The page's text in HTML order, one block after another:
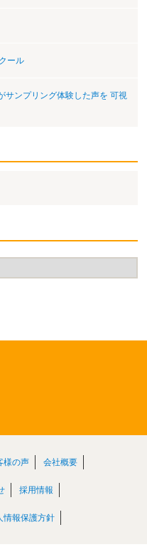
ール
サンプリング体験した声を 可視
様の声 会社概要
採用情報
情報保護方針